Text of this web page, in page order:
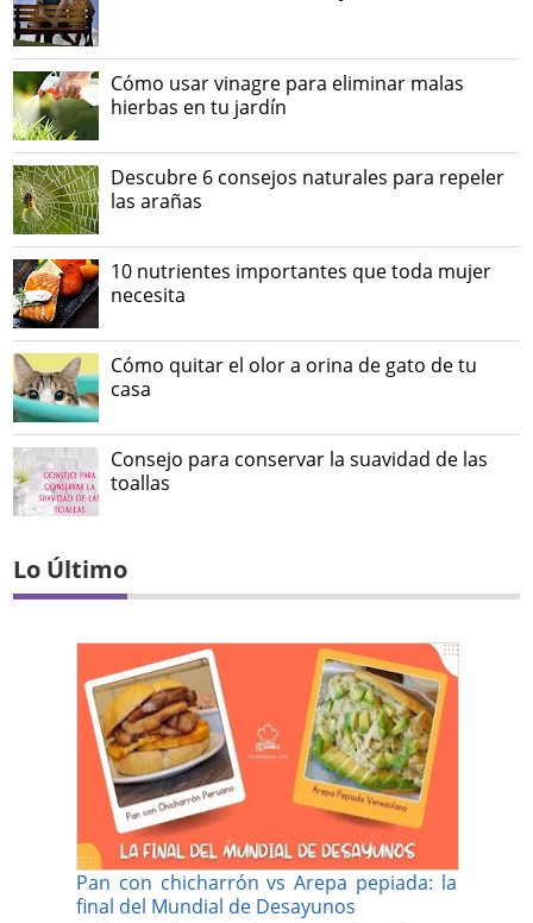
Cómo usar vinagre para eliminar malas
hierbas en tu jardín
Descubre 6 consejos naturales para repeler
las arañas
10 nutrientes importantes que toda mujer
necesita
Cómo quitar el olor a orina de gato de tu
casa
Consejo para conservar la suavidad de las
toallas
Lo Último
Pan con chicharrón vs Arepa pepiada: la
final del Mundial de Desayunos